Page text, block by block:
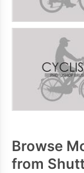
Browse
from